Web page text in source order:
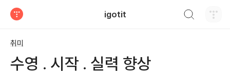
igotit
취미
수영 . 시작 . 실력 향상